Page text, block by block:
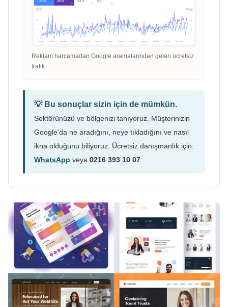
Reklam harcamadan Google aramalarından gelen ücretsiz
trafik.
💡 Bu sonuçlar sizin için de mümkün.
Sektörünüzü ve bölgenizi tanıyoruz. Müşterinizin
Google'da ne aradığını, neye tıkladığını ve nasıl
ikna olduğunu biliyoruz. Ücretsiz danışmanlık için:
WhatsApp veya 0216 393 10 07